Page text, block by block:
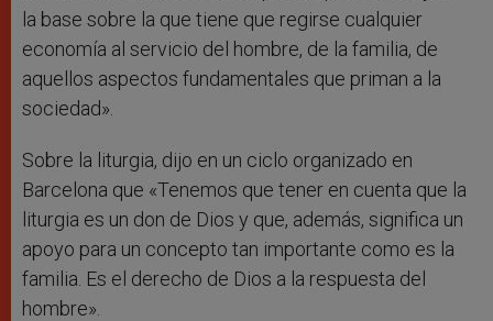
la base sobre la que tiene que regirse cualquier
economía al servicio del hombre, de la familia, de
aquellos aspectos fundamentales que priman a la
sociedad».
Sobre la liturgia, dijo en un ciclo organizado en
Barcelona que «Tenemos que tener en cuenta que la
liturgia es un don de Dios y que, además, significa un
apoyo para un concepto tan importante como es la
familia. Es el derecho de Dios a la respuesta del
hombre».